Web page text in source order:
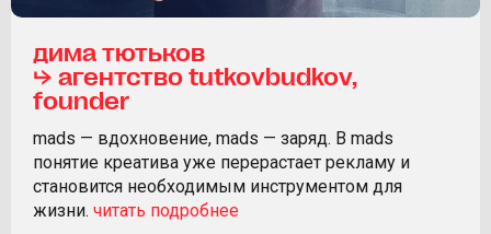
дима тютьков
⮡ агентство tutkovbudkov,
founder
mads — вдохновение, mads — заряд. В mads
понятие креатива уже перерастает рекламу и
становится необходимым инструментом для
жизни.